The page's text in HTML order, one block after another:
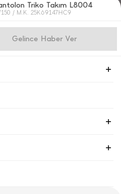
Triko Takım L8004
/ M.K. 25K69147HC9
Gelince Haber Ver